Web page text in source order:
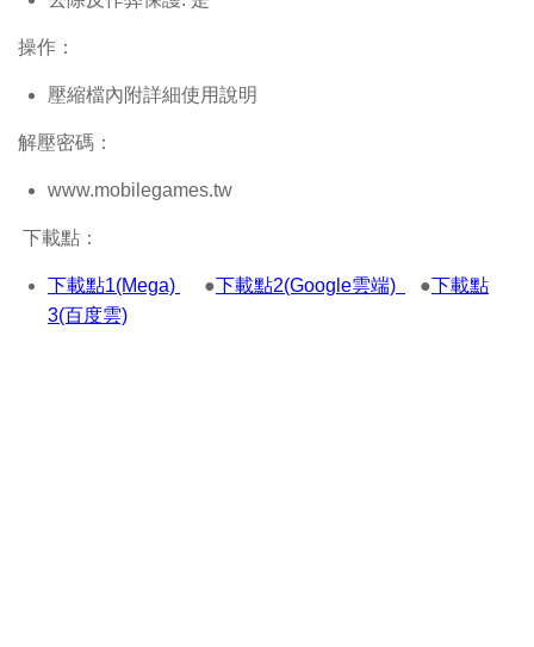
操作：
壓縮檔內附詳細使用說明
解壓密碼：
www.mobilegames.tw
下載點：
下載點1(Mega) ●下載點2(Google雲端) ●下載點
3(百度雲)